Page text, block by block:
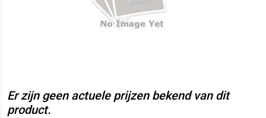
Er zijn geen actuele prijzen bekend van dit
product.